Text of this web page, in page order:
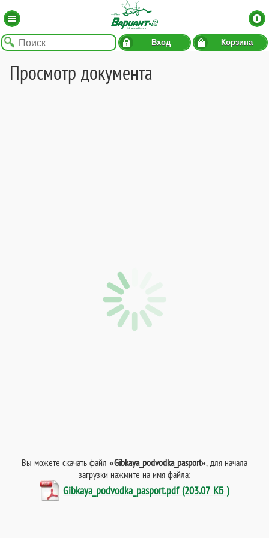
Вход Корзина
Просмотр документа
Вы можете скачать файл «Gibkaya_podvodka_pasport», для начала
загрузки нажмите на имя файла:
Gibkaya_podvodka_pasport.pdf (203.07 КБ )